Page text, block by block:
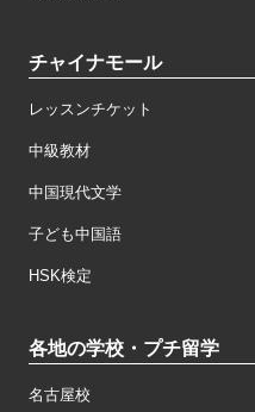
チャイナモール
レッスンチケット
中級教材
中国現代文学
子ども中国語
HSK検定
各地の学校・プチ留学
名古屋校